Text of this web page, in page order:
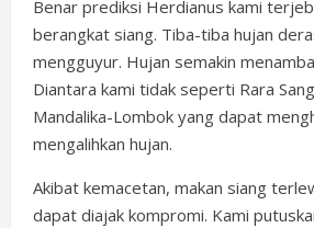
Benar prediksi Herdianus kami
berangkat siang. Tiba-tiba hujan
mengguyur. Hujan semakin
Diantara kami tidak seperti Rara
Mandalika-Lombok yang dapat
mengalihkan hujan.
Akibat kemacetan, makan siang
dapat diajak kompromi. Kami